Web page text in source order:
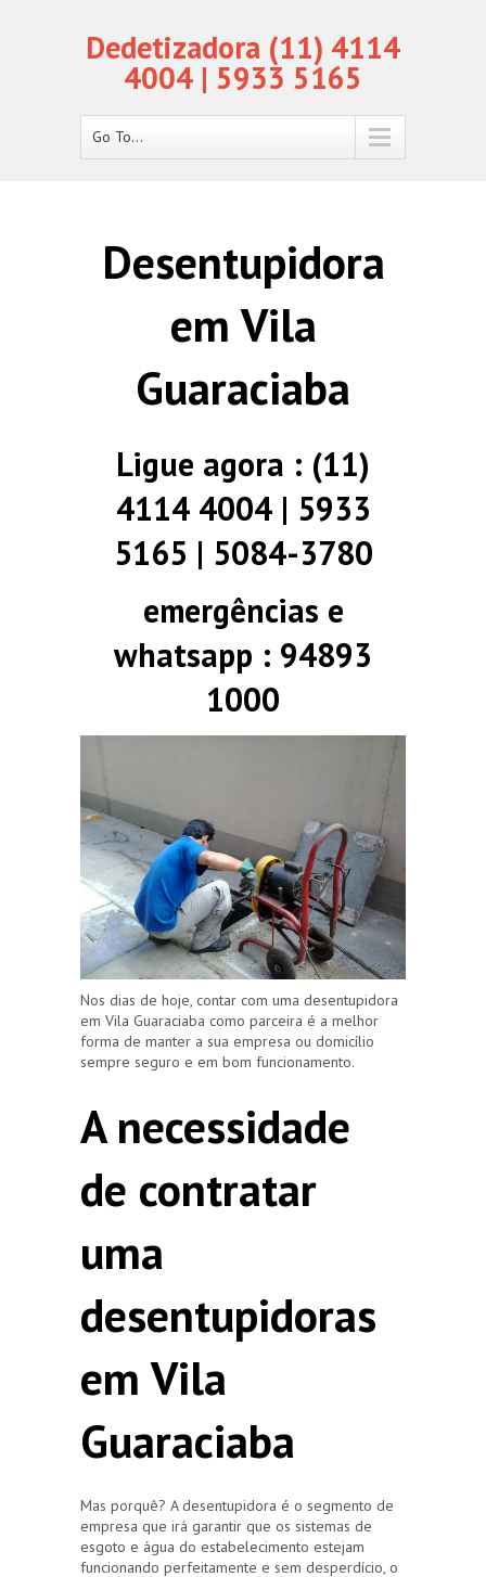
Dedetizadora (11) 4114
4004 | 5933 5165
Go To...
Desentupidora
em Vila
Guaraciaba
Ligue agora : (11)
4114 4004 | 5933
5165 | 5084-3780
emergências e
whatsapp : 94893
1000
Nos dias de hoje, contar com uma desentupidora
em Vila Guaraciaba como parceira é a melhor
forma de manter a sua empresa ou domicílio
sempre seguro e em bom funcionamento.
A necessidade
de contratar
uma
desentupidoras
em Vila
Guaraciaba
Mas porquê? A desentupidora é o segmento de
empresa que irá garantir que os sistemas de
esgoto e água do estabelecimento estejam
funcionando perfeitamente e sem desperdício, o